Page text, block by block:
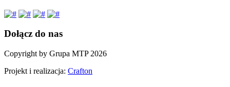
Dołącz do nas
Copyright by Grupa MTP 2026
Projekt i realizacja: Crafton